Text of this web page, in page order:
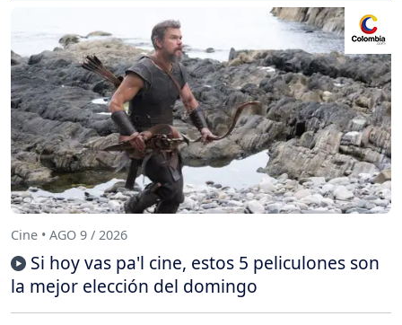
Cine • AGO 9 / 2026
Si hoy vas pa'l cine, estos 5 peliculones son
la mejor elección del domingo